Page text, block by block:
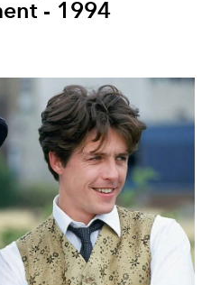
- 1994